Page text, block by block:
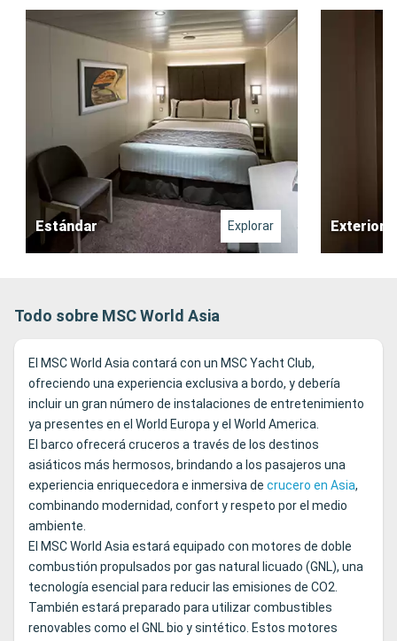
Estándar Explorar Exterior
Todo sobre MSC World Asia
El MSC World Asia contará con un MSC Yacht Club,
ofreciendo una experiencia exclusiva a bordo, y debería
incluir un gran número de instalaciones de entretenimiento
ya presentes en el World Europa y el World America.
El barco ofrecerá cruceros a través de los destinos
asiáticos más hermosos, brindando a los pasajeros una
experiencia enriquecedora e inmersiva de crucero en Asia,
combinando modernidad, confort y respeto por el medio
ambiente.
El MSC World Asia estará equipado con motores de doble
combustión propulsados por gas natural licuado (GNL), una
tecnología esencial para reducir las emisiones de CO2.
También estará preparado para utilizar combustibles
renovables como el GNL bio y sintético. Estos motores